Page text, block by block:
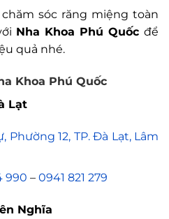
chăm sóc răng miệng toàn
Nha Khoa Phú Quốc để
quả nhé.
Khoa Phú Quốc
Lạt
Phường 12, TP. Đà Lạt, Lâm
990 – 0941 821 279
Nghĩa